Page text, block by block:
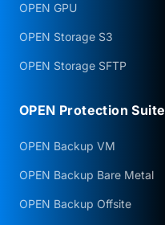
OPEN GPU
OPEN Storage S3
OPEN Storage SFTP
OPEN Protection Suite
OPEN Backup VM
OPEN Backup Bare Metal
OPEN Backup Offsite